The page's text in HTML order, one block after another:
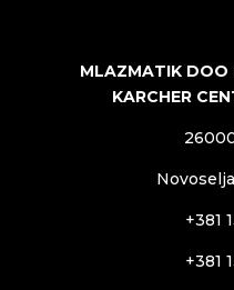
MLAZMATIK DOO
KARCHER
+381
+381